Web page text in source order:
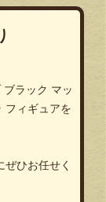
ラック マッ
フィギュアを
ひお任せく